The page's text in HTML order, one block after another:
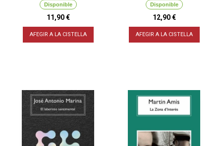
Disponible
11,90 €
AFEGIR A LA CISTELLA
Disponible
12,90 €
AFEGIR A LA CISTELLA